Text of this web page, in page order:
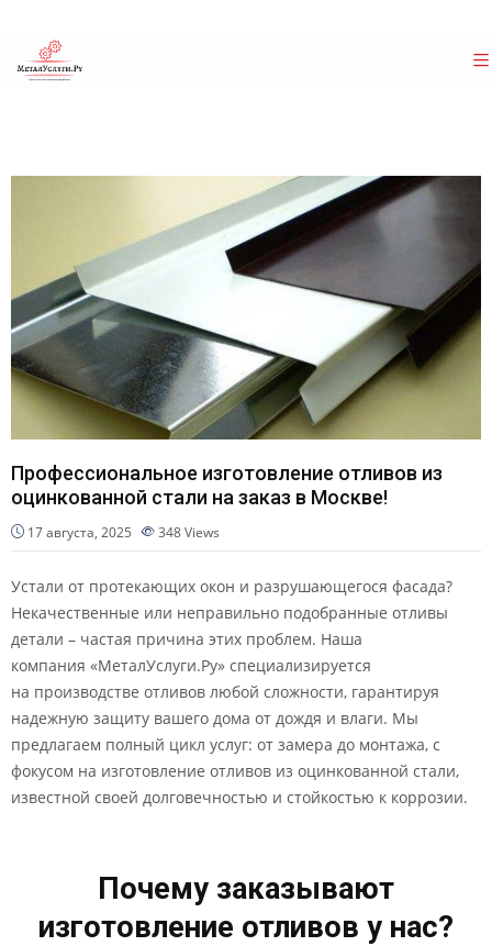
Профессиональное изготовление отливов из
оцинкованной стали на заказ в Москве!
17 августа, 2025 348Views
Устали от протекающих окон и разрушающегося фасада?
Некачественные или неправильно подобранные отливы
детали – частая причина этих проблем. Наша
компания «МеталУслуги.Ру» специализируется
на производстве отливов любой сложности, гарантируя
надежную защиту вашего дома от дождя и влаги. Мы
предлагаем полный цикл услуг: от замера до монтажа, с
фокусом на изготовление отливов из оцинкованной стали,
известной своей долговечностью и стойкостью к коррозии.
Почему заказывают
изготовление отливов у нас?